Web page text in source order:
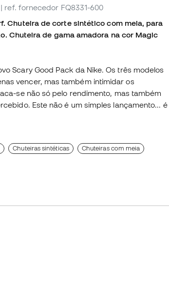
| ref. fornecedor FQ8331-600
Chuteira de corte sintético com meia, para
Chuteira de gama amadora na cor Magic
Scary Good Pack da Nike. Os três modelos
vencer, mas também intimidar os
se não só pelo rendimento, mas também
Este não é um simples lançamento... é
Chuteiras sintéticas Chuteiras com meia